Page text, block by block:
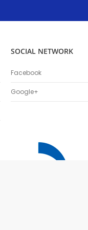
SOCIAL NETWORK
Facebook
Google+